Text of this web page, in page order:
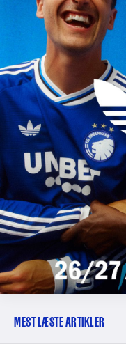
MEST LÆSTE ARTIKLER